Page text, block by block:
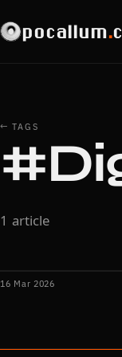
pocallum.
← TAGS
1 article
16 Mar 2026